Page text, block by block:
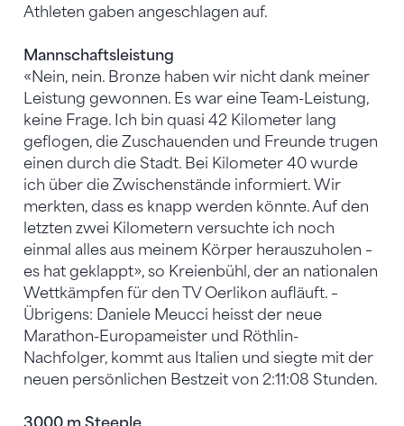
Athleten gaben angeschlagen auf.
Mannschaftsleistung
«Nein, nein. Bronze haben wir nicht dank meiner
Leistung gewonnen. Es war eine Team-Leistung,
keine Frage. Ich bin quasi 42 Kilometer lang
geflogen, die Zuschauenden und Freunde trugen
einen durch die Stadt. Bei Kilometer 40 wurde
ich über die Zwischenstände informiert. Wir
merkten, dass es knapp werden könnte. Auf den
letzten zwei Kilometern versuchte ich noch
einmal alles aus meinem Körper herauszuholen –
es hat geklappt», so Kreienbühl, der an nationalen
Wettkämpfen für den TV Oerlikon aufläuft. –
Übrigens: Daniele Meucci heisst der neue
Marathon-Europameister und Röthlin-
Nachfolger, kommt aus Italien und siegte mit der
neuen persönlichen Bestzeit von 2:11:08 Stunden.